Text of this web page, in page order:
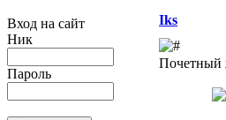
Вход на сайт
Ник
Пароль
Iks
Почетный